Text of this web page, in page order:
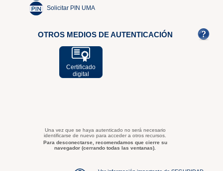
Solicitar PIN UMA
OTROS MEDIOS DE AUTENTICACIÓN
Certificado
digital
Una vez que se haya autenticado no será necesario
identificarse de nuevo para acceder a otros recursos.
Para desconectarse, recomendamos que cierre su
navegador (cerrando todas las ventanas).